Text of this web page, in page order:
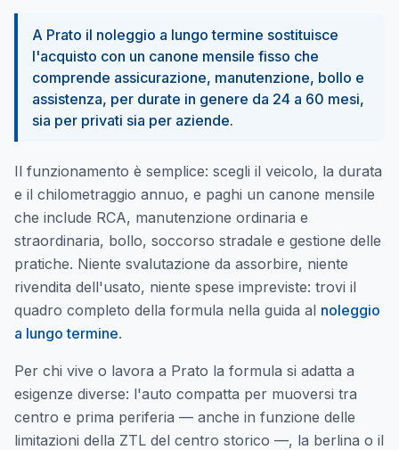
A Prato il noleggio a lungo termine sostituisce
l'acquisto con un canone mensile fisso che
comprende assicurazione, manutenzione, bollo e
assistenza, per durate in genere da 24 a 60 mesi,
sia per privati sia per aziende.
Il funzionamento è semplice: scegli il veicolo, la durata
e il chilometraggio annuo, e paghi un canone mensile
che include RCA, manutenzione ordinaria e
straordinaria, bollo, soccorso stradale e gestione delle
pratiche. Niente svalutazione da assorbire, niente
rivendita dell'usato, niente spese impreviste: trovi il
quadro completo della formula nella guida al noleggio
a lungo termine.
Per chi vive o lavora a Prato la formula si adatta a
esigenze diverse: l'auto compatta per muoversi tra
centro e prima periferia — anche in funzione delle
limitazioni della ZTL del centro storico —, la berlina o il